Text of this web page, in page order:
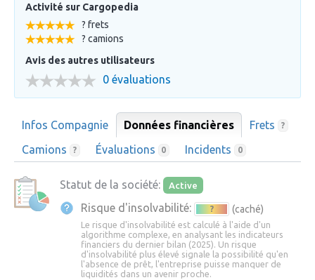
Activité sur Cargopedia
? frets
? camions
Avis des autres utilisateurs
0 évaluations
Infos Compagnie Données financières Frets ?
Camions ? Évaluations 0 Incidents 0
Statut de la société: Active
Risque d'insolvabilité: ? (caché)
Le risque d'insolvabilité est calculé à l'aide d'un
algorithme complexe, en analysant les indicateurs
financiers du dernier bilan (2025). Un risque
d'insolvabilité plus élevé signale la possibilité qu'en
l'absence de prêt, l'entreprise puisse manquer de
liquidités dans un avenir proche.